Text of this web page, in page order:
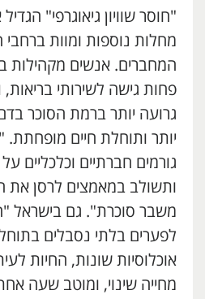
"חוסר שוויון גיאוגרפי"
מחלות נוספות ומוות
המחברים. אנשים מקהילות
פחות גישה לשירותי
גרועה יותר ברמת הסוכר
יותר ותוחלת חיים
גורמים חברתיים וכלכליים
ותשולב במאמצים לרסן את
משבר סוכרת". גם בישראל
לפערים בלתי נסבלים
אוכלוסיות שונות, החיות
מחייה שינוי, ומוטב שעה